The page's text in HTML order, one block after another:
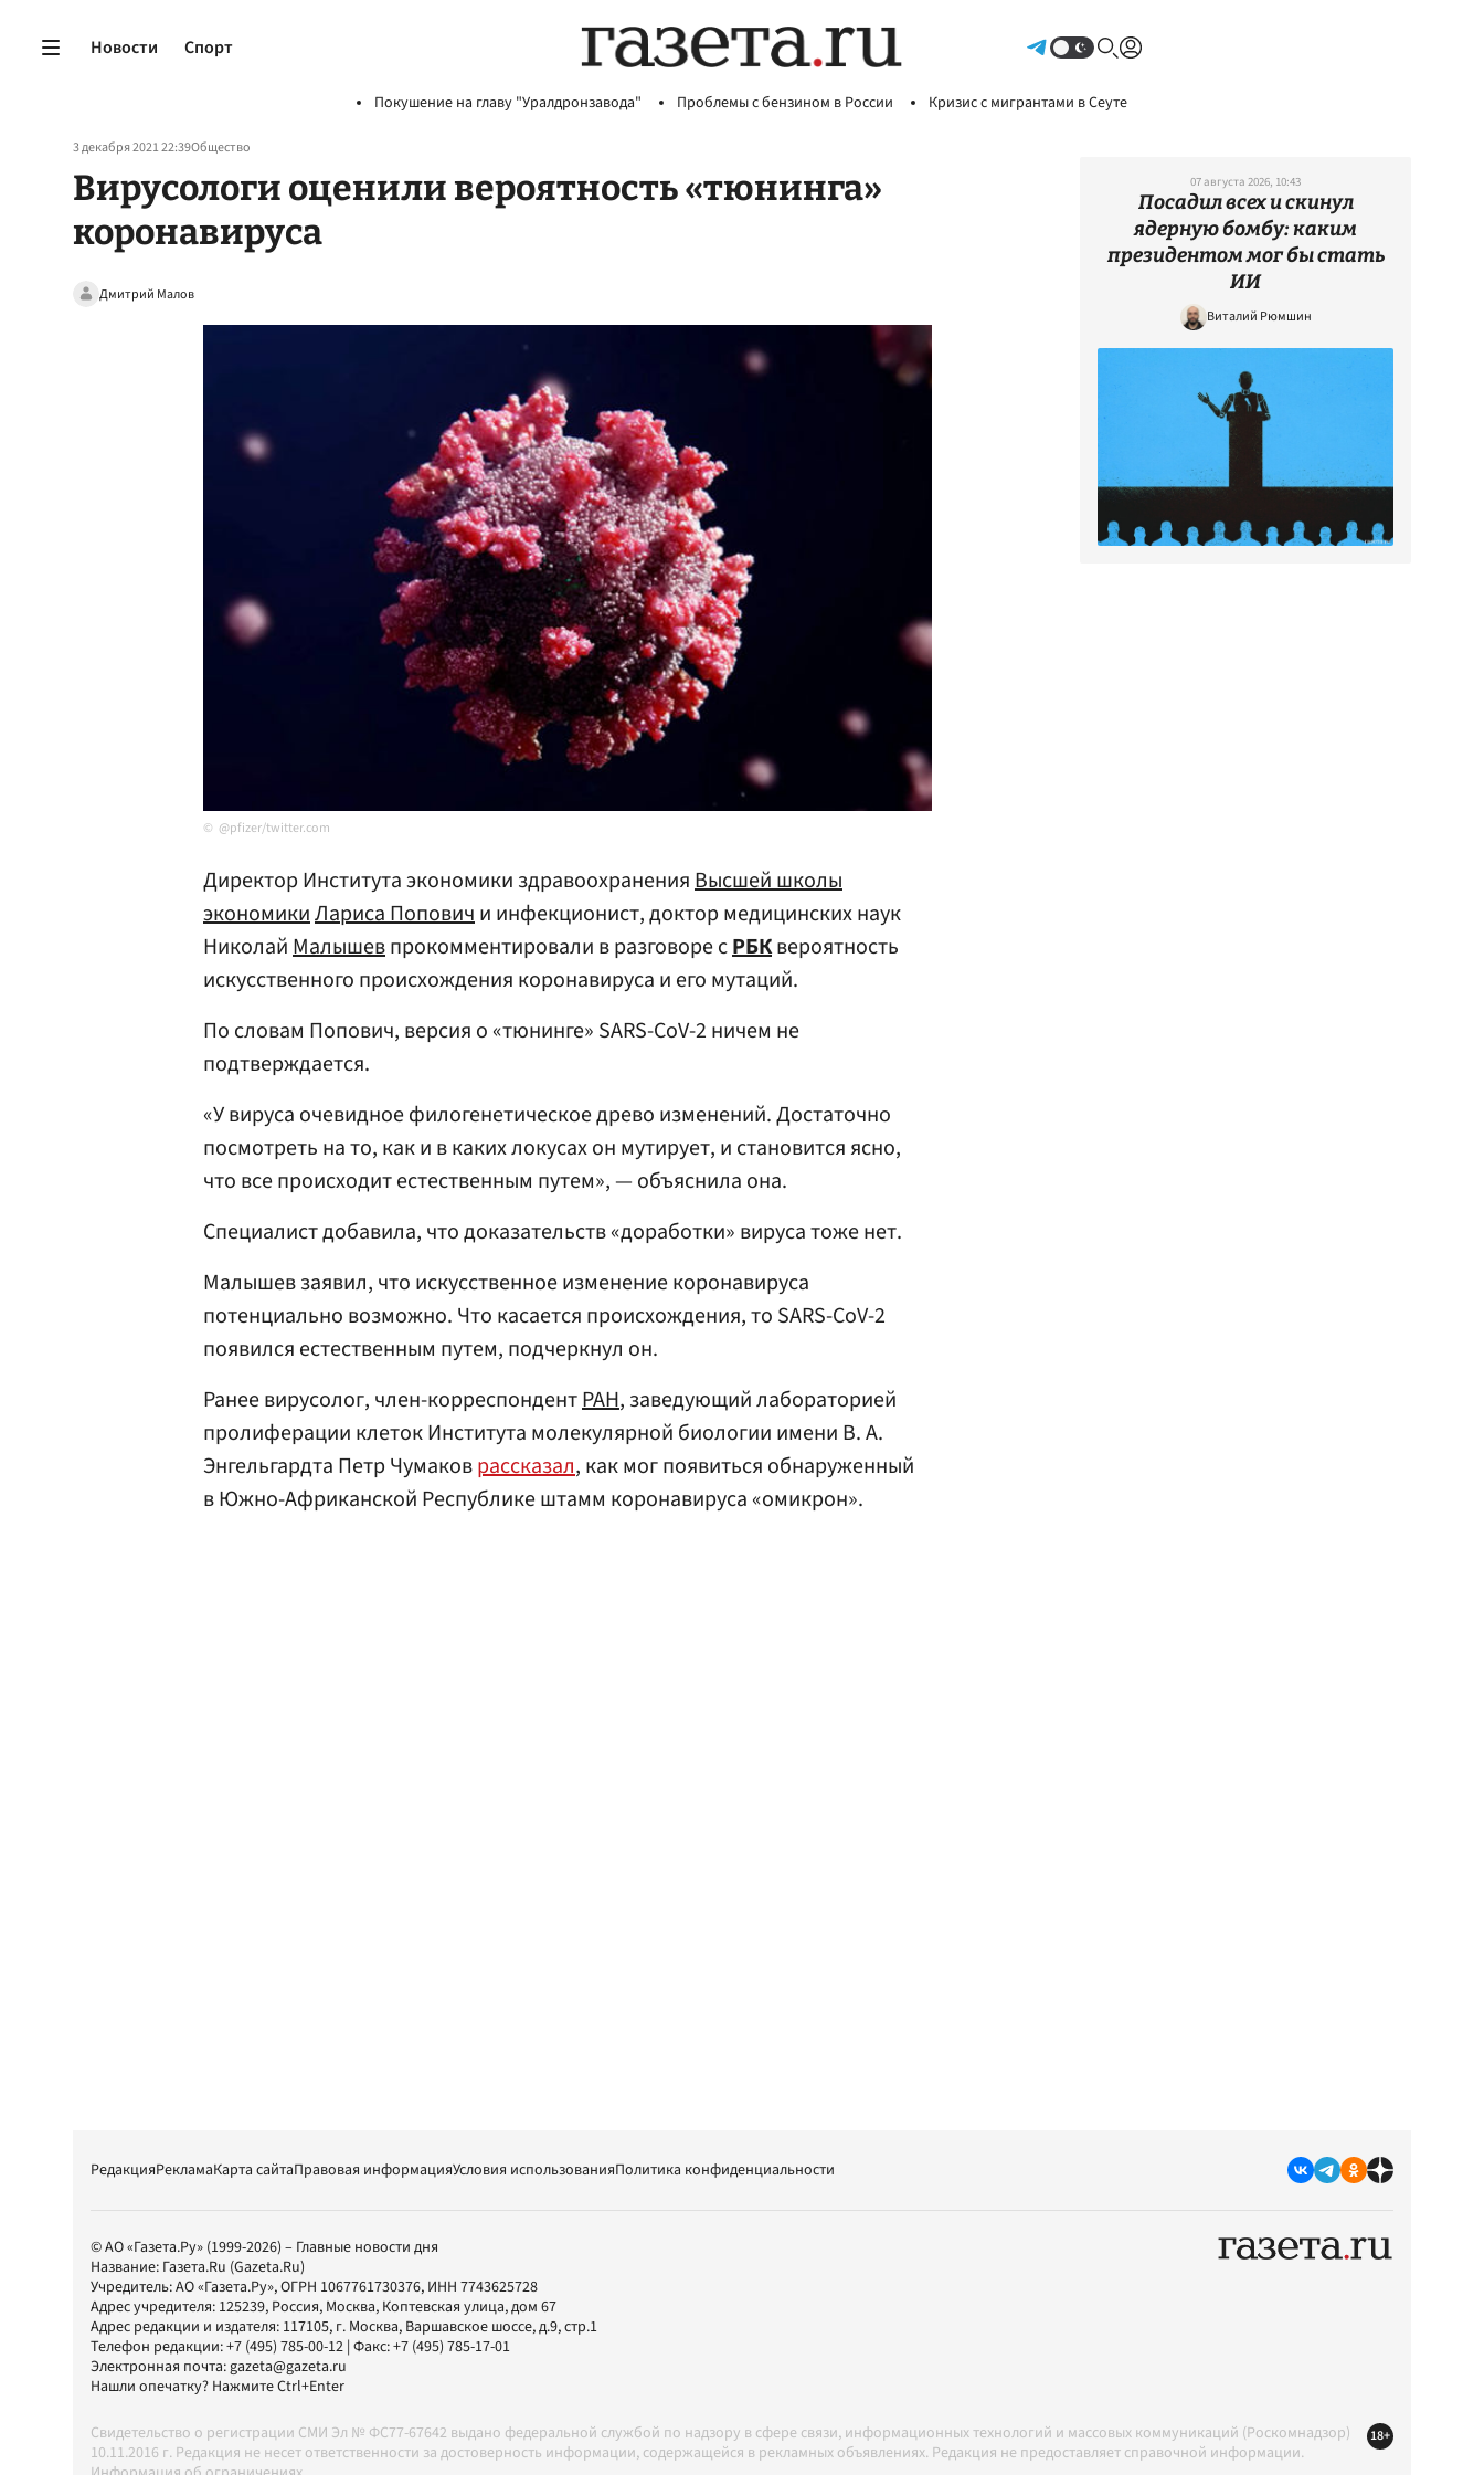
Новости Спорт
Покушение на главу "Уралдронзавода" Проблемы с бензином в России Кризис с мигрантами в Сеуте
3 декабря 2021 22:39Общество
Вирусологи оценили вероятность «тюнинга»
коронавируса
Дмитрий Малов
@pfizer/twitter.com
Директор Института экономики здравоохраненияВысшей школы
экономикиЛариса Поповичи инфекционист, доктор медицинских наук
НиколайМалышевпрокомментировали в разговоре сРБКвероятность
искусственного происхождения коронавируса и его мутаций.
По словам Попович, версия о «тюнинге» SARS-CoV-2 ничем не
подтверждается.
«У вируса очевидное филогенетическое древо изменений. Достаточно
посмотреть на то, как и в каких локусах он мутирует, и становится ясно,
что все происходит естественным путем», — объяснила она.
Специалист добавила, что доказательств «доработки» вируса тоже нет.
Малышев заявил, что искусственное изменение коронавируса
потенциально возможно. Что касается происхождения, то SARS-CoV-2
появился естественным путем, подчеркнул он.
Ранее вирусолог, член-корреспондентРАН, заведующий лабораторией
пролиферации клеток Института молекулярной биологии имени В. А.
Энгельгардта Петр Чумаковрассказал, как мог появиться обнаруженный
в Южно-Африканской Республике штамм коронавируса «омикрон».
07 августа 2026, 10:43
Посадил всех и скинул
ядерную бомбу: каким
президентом мог бы стать
ИИ
Виталий Рюмшин
РедакцияРекламаКарта сайтаПравовая информацияУсловия использованияПолитика конфиденциальности
© АО «Газета.Ру» (1999-2026) – Главные новости дня
Название: Газета.Ru (Gazeta.Ru)
Учредитель:АО «Газета.Ру», ОГРН 1067761730376, ИНН 7743625728
Адрес учредителя: 125239, Россия, Москва, Коптевская улица, дом 67
Адрес редакции и издателя: 117105, г. Москва, Варшавское шоссе, д.9, стр.1
Телефон редакции:+7 (495) 785-00-12 | Факс:+7 (495) 785-17-01
Электронная почта:gazeta@gazeta.ru
Нашли опечатку? Нажмите Ctrl+Enter
Свидетельство о регистрации СМИ Эл № ФС77-67642 выдано федеральной службой по надзору в сфере связи, информационных технологий и массовых коммуникаций (Роскомнадзор)
10.11.2016 г. Редакция не несет ответственности за достоверность информации, содержащейся в рекламных объявлениях. Редакция не предоставляет справочной информации.
18+